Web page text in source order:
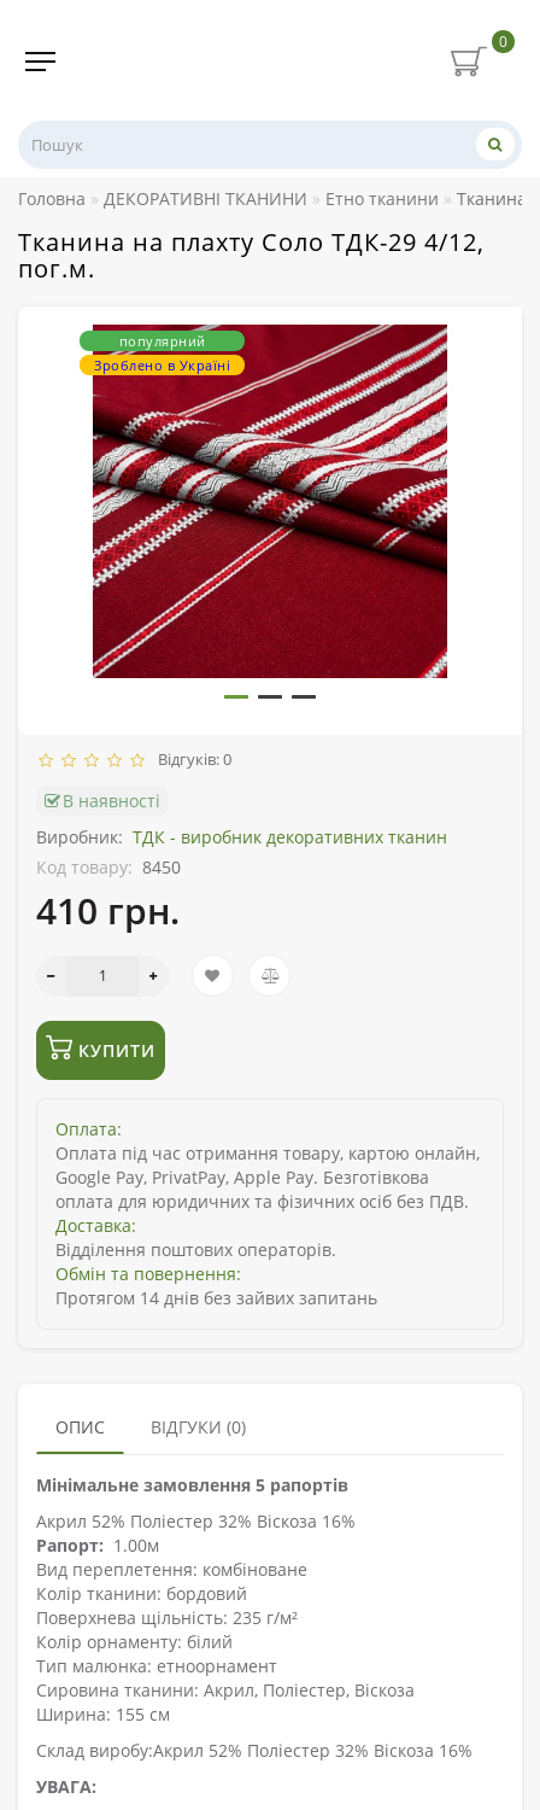
0
Головна ДЕКОРАТИВНІ ТКАНИНИ Етно тканини Тканина
Тканина на плахту Соло ТДК-29 4/12,
пог.м.
популярний
Зроблено в Україні
Відгуків: 0
В наявності
Виробник: ТДК - виробник декоративних тканин
Код товару: 8450
410 грн.
КУПИТИ
Оплата:
Оплата під час отримання товару, картою онлайн,
Google Pay, PrivatPay, Apple Pay. Безготівкова
оплата для юридичних та фізичних осіб без ПДВ.
Доставка:
Відділення поштових операторів.
Обмін та повернення:
Протягом 14 днів без зайвих запитань
ОПИС ВІДГУКИ (0)
Мінімальне замовлення 5 рапортів
Акрил 52% Поліестер 32% Віскоза 16%
Рапорт: 1.00м
Вид переплетення: комбіноване
Колір тканини: бордовий
Поверхнева щільність: 235 г/м²
Колір орнаменту: білий
Тип малюнка: етноорнамент
Сировина тканини: Акрил, Поліестер, Віскоза
Ширина: 155 см
Склад виробу:Акрил 52% Поліестер 32% Віскоза 16%
УВАГА: